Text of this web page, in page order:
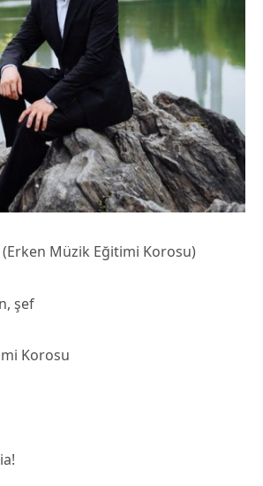
Müzik Eğitimi Korosu)
şef
Korosu